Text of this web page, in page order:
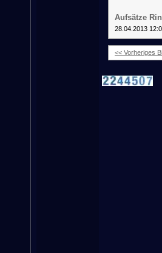
Aufsätze
28.04.2013
<< Vorheriges